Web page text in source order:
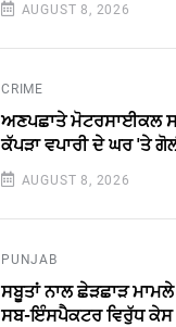
AUGUST 8, 2026
CRIME
ਅਣਪਛਾਤੇ ਮੋਟਰਸਾਈਕਲ
ਕੱਪੜਾ ਵਪਾਰੀ ਦੇ ਘਰ 'ਤੇ
AUGUST 8, 2026
PUNJAB
ਸਬੂਤਾਂ ਨਾਲ ਛੇੜਛਾੜ
ਸਬ-ਇੰਸਪੈਕਟਰ ਵਿਰੁੱਧ